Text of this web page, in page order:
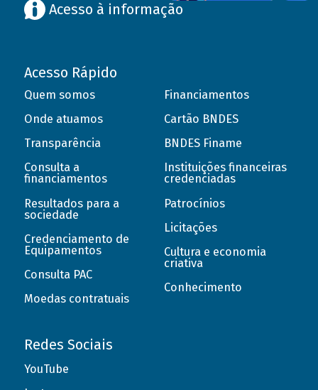
Acesso à informação
Acesso Rápido
Quem somos
Onde atuamos
Transparência
Consulta a
financiamentos
Resultados para a
sociedade
Credenciamento de
Equipamentos
Consulta PAC
Moedas contratuais
Financiamentos
Cartão BNDES
BNDES Finame
Instituições financeiras
credenciadas
Patrocínios
Licitações
Cultura e economia
criativa
Conhecimento
Redes Sociais
YouTube